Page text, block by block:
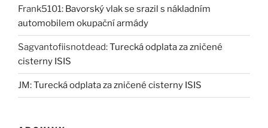
Frank5101: Bavorský vlak se srazil s nákladním
automobilem okupační armády
Sagvantofiisnotdead:Turecká odplata za zničené
cisterny ISIS
JM:Turecká odplata za zničené cisterny ISIS